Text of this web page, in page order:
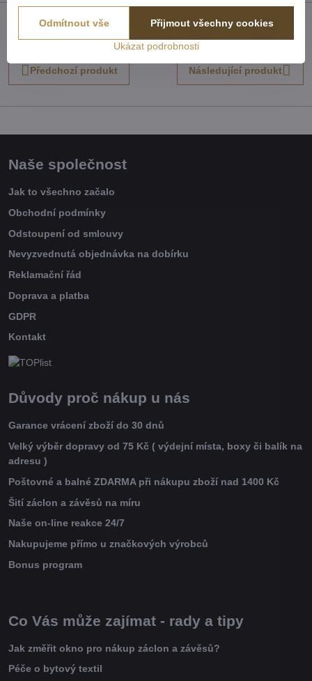
mail
Předchozí produkt Následující produkt
Naše společnost
Jak to všechno začalo
Obchodní podmínky
Odstoupení od smlouvy
Nevyzvednutá objednávka na dobírku
Reklamační řád
Doprava a platba
GDPR
Kontakt
Důvody proč nákup u nás
Garance vrácení zboží do 30 dnů
Velký výběr dopravy od 75 Kč ( výdejní místa, boxy či balík na
adresu )
Poštovné a balné ZDARMA při nákupu zboží nad 1400 Kč
Šití záclon a závěsů na míru
Naše on-line reakce 24/7
Nakupujeme přímo u značkových výrobců
Bonus program
Co Vás může zajímat - rady a tipy
Jak změřit okno pro nákup záclon a závěsů?
Péče o bytový textil
Ukázat podrobnosti
Přijmout všechny cookies
Odmítnout vše